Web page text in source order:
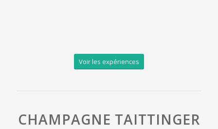
Voir les expériences
CHAMPAGNE TAITTINGER